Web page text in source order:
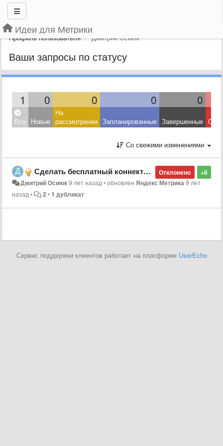
Идеи для Метрики
Профиль пользователя Дмитрий Осиюк
Ваши запросы по статусу
1 0 0 0 0
Все Новые
На
рассмотрении Запланированные Завершенные
Со свежими изменениями
+6
Отклонено
Сделать бесплатный коннектор для Google Data Studio (без Supermetrics)
Дмитрий Осиюк9 лет назад•обновленЯндекс Метрика9 лет
назад• 2• 1 дубликат
Сервис поддержки клиентов работает на платформе UserEcho